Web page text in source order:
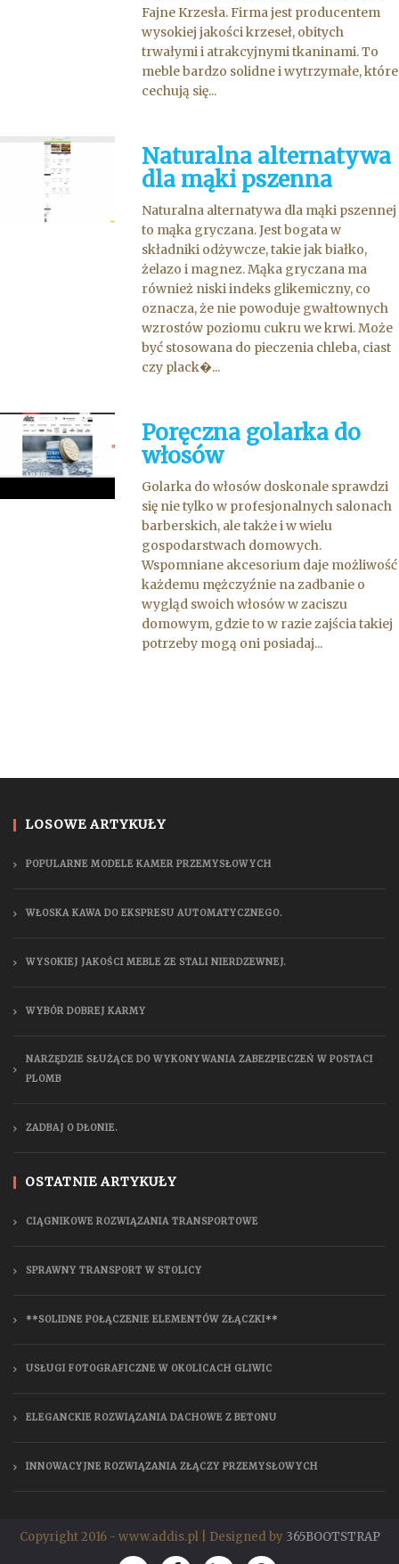
Fajne Krzesła. Firma jest producentem
wysokiej jakości krzeseł, obitych
trwałymi i atrakcyjnymi tkaninami. To
meble bardzo solidne i wytrzymałe, które
cechują się...
Naturalna alternatywa
dla mąki pszenna
Naturalna alternatywa dla mąki pszennej
to mąka gryczana. Jest bogata w
składniki odżywcze, takie jak białko,
żelazo i magnez. Mąka gryczana ma
również niski indeks glikemiczny, co
oznacza, że nie powoduje gwałtownych
wzrostów poziomu cukru we krwi. Może
być stosowana do pieczenia chleba, ciast
czy plack�...
Poręczna golarka do
włosów
Golarka do włosów doskonale sprawdzi
się nie tylko w profesjonalnych salonach
barberskich, ale także i w wielu
gospodarstwach domowych.
Wspomniane akcesorium daje możliwość
każdemu mężczyźnie na zadbanie o
wygląd swoich włosów w zaciszu
domowym, gdzie to w razie zajścia takiej
potrzeby mogą oni posiadaj...
LOSOWE ARTYKUŁY
POPULARNE MODELE KAMER PRZEMYSŁOWYCH
WŁOSKA KAWA DO EKSPRESU AUTOMATYCZNEGO.
WYSOKIEJ JAKOŚCI MEBLE ZE STALI NIERDZEWNEJ.
WYBÓR DOBREJ KARMY
NARZĘDZIE SŁUŻĄCE DO WYKONYWANIA ZABEZPIECZEŃ W POSTACI
PLOMB
ZADBAJ O DŁONIE.
OSTATNIE ARTYKUŁY
CIĄGNIKOWE ROZWIĄZANIA TRANSPORTOWE
SPRAWNY TRANSPORT W STOLICY
**SOLIDNE POŁĄCZENIE ELEMENTÓW ZŁĄCZKI**
USŁUGI FOTOGRAFICZNE W OKOLICACH GLIWIC
ELEGANCKIE ROZWIĄZANIA DACHOWE Z BETONU
INNOWACYJNE ROZWIĄZANIA ZŁĄCZY PRZEMYSŁOWYCH
Copyright 2016 - www.addis.pl | Designed by 365BOOTSTRAP